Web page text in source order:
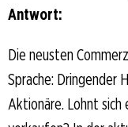
Antwort:
Die neusten
Sprache: Dringender
Aktionäre. Lohnt